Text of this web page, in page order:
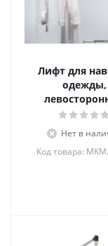
Лифт для
одежды,
Нет в
Код товара: